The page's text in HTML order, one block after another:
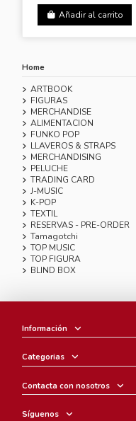
Añadir al carrito
Home
ARTBOOK
FIGURAS
MERCHANDISE
ALIMENTACION
FUNKO POP
LLAVEROS & STRAPS
MERCHANDISING
PELUCHE
TRADING CARD
J-MUSIC
K-POP
TEXTIL
RESERVAS - PRE-ORDER
Tamagotchi
TOP MUSIC
TOP FIGURA
BLIND BOX
Información
Categorias
Contacta con nosotros
Síguenos